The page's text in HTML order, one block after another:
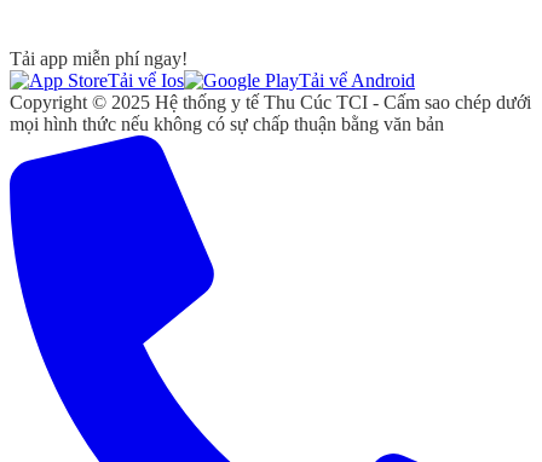
Tải app miễn phí ngay!
Tải vể Ios
Tải vể Android
Copyright © 2025 Hệ thống y tế Thu Cúc TCI - Cấm sao chép dưới
mọi hình thức nếu không có sự chấp thuận bằng văn bản